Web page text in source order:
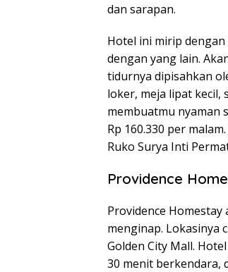
dan sarapan.
Hotel ini mirip
dengan yang lain.
tidurnya dipisahkan
loker, meja lipat kecil,
membuatmu nyaman
Rp 160.330 per
Ruko Surya Inti
Providence
Providence
menginap. Lokasinya
Golden City Mall.
30 menit berkendara,